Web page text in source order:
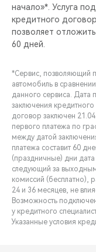
начало»*. Услуга
кредитного
позволяет
60 дней.
*Сервис, позволяющий
автомобиль в
данного сервиса. Дата
заключения
договор заключен
первого платежа по
между датой
платежа составит 60
(праздничные) дни
следующий за
комиссий (бесплатно),
24 и 36 месяцев, не
Возможность
у кредитного
Указанные условия